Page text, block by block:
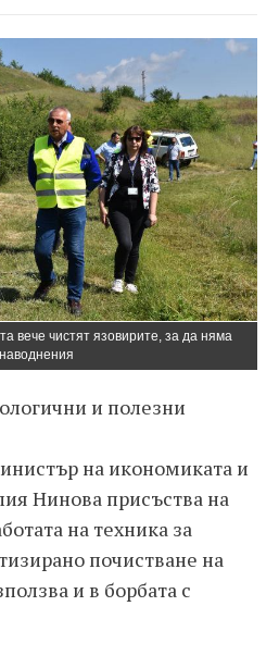
вече чистят язовирите, за да няма
наводнения
и полезни
на икономиката и
Нинова присъства на
на техника за
почистване на
и в борбата с